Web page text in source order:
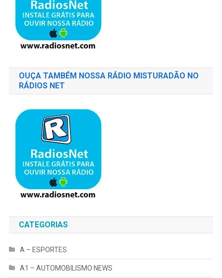
OUÇA TAMBÉM NOSSA RÁDIO MISTURADÃO NO
RÁDIOS NET
CATEGORIAS
A – ESPORTES
A1 – AUTOMOBILISMO NEWS